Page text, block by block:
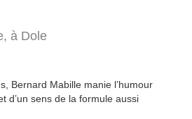
à Dole
Bernard Mabille manie l’humour
d’un sens de la formule aussi